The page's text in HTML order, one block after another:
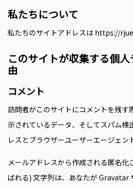
私たちについて
私たちのサイトアドレスは https://
このサイトが収集する個
由
コメント
訪問者がこのサイトにコメントを残す
示されているデータ、そしてスパム検
レスとブラウザーユーザーエージェン
メールアドレスから作成される匿名化
ばれる) 文字列は、あなたが Gravatar